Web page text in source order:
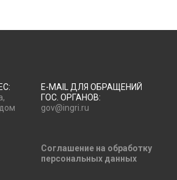
E-MAIL ДЛЯ ОБРАЩЕНИЙ
ГОС. ОРГАНОВ:
gov@ingri.ru
Соглашение на обработку
персональных данных